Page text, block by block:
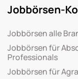
Jobbörsen-
Jobbörsen alle
Jobbörsen für
Professionals
Jobbörsen für